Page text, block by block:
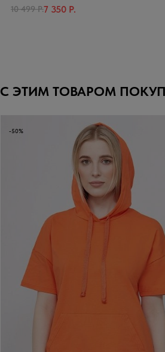
10 499 Р.7 350 Р.
С ЭТИМ ТОВАРОМ
-50%